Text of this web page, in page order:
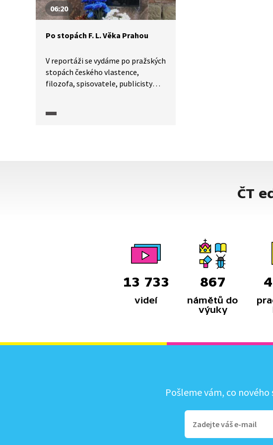
06:20
Po stopách F. L. Věka Prahou
V reportáži se vydáme po pražských
stopách českého vlastence,
filozofa, spisovatele, publicisty
v letech 1769-1847 a stal se
ČT
13 733
videí
867
námětů do
výuky
Pošleme vám, co